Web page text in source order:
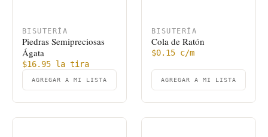
BISUTERÍA
Piedras Semipreciosas
Ágata
$16.95 la tira
AGREGAR A MI LISTA
BISUTERÍA
Cola de Ratón
$0.15 c/m
AGREGAR A MI LISTA